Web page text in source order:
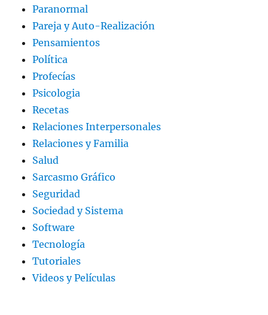
Paranormal
Pareja y Auto-Realización
Pensamientos
Política
Profecías
Psicologia
Recetas
Relaciones Interpersonales
Relaciones y Familia
Salud
Sarcasmo Gráfico
Seguridad
Sociedad y Sistema
Software
Tecnología
Tutoriales
Videos y Películas